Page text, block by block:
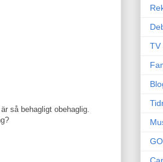
så behagligt obehaglig.
TV